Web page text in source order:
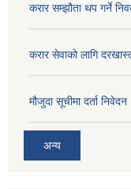
करार सम्झौता थप गर्ने
करार सेवाको लागि
मौजुदा सूचीमा दर्ता निवेदन
अन्य